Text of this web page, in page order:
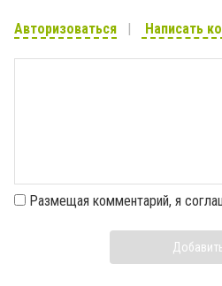
Авторизоваться Написать
Размещая комментарий, я